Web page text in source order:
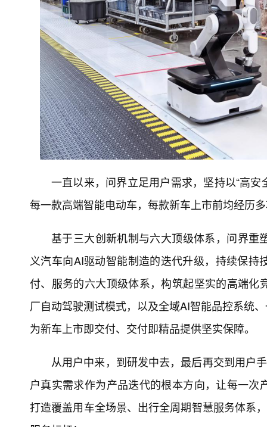
一直以来，问界立足用户需求，坚持以“高
每一款高端智能电动车，每款新车上市前均经历
基于三大创新机制与六大顶级体系，问界
义汽车向AI驱动智能制造的迭代升级，持续保
付、服务的六大顶级体系，构筑起坚实的高端
厂自动驾驶测试模式，以及全域AI智能品控系统
为新车上市即交付、交付即精品提供坚实保障。
从用户中来，到研发中去，最后再交到用户
户真实需求作为产品迭代的根本方向，让每一
打造覆盖用车全场景、出行全周期智慧服务体系